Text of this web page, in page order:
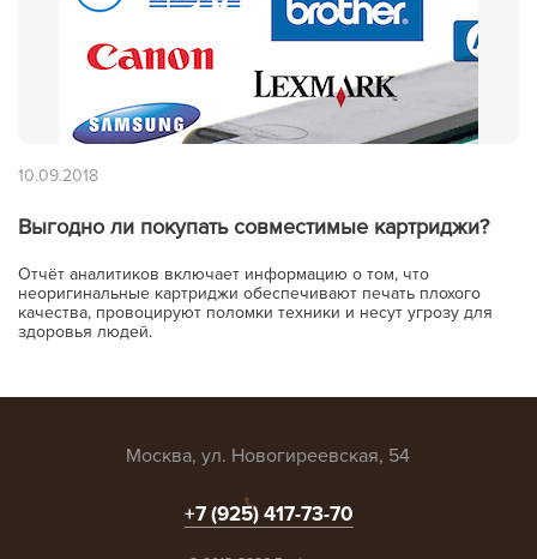
10.09.2018
Выгодно ли покупать совместимые картриджи?
Отчёт аналитиков включает информацию о том, что
неоригинальные картриджи обеспечивают печать плохого
качества, провоцируют поломки техники и несут угрозу для
здоровья людей.
Москва, ул. Новогиреевская, 54
+7 (925) 417-73-70